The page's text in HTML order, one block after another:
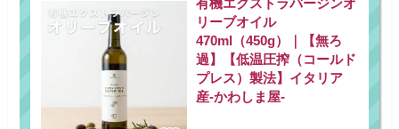
有機エクストラバージンオ
リーブオイル
470ml（450g）｜【無ろ
過】【低温圧搾（コールド
プレス）製法】イタリア
産-かわしま屋-